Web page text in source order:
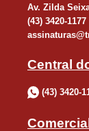
(43) 3420-1177
Central
(43) 3420-